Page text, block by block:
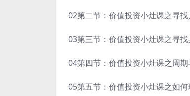
02第二节：价值投资小灶课之寻
03第三节：价值投资小灶课之寻
04第四节：价值投资小灶课之周
05第五节：价值投资小灶课之如